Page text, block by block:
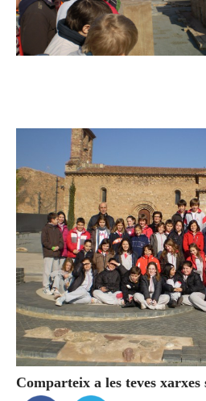
Comparteix a les teves xarxes